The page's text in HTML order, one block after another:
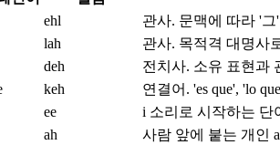
ehl
관사. 문맥에 따라 '
lah
관사. 목적격 대명사
deh
전치사. 소유 표현과
keh
연결어. 'es que', 'lo
ee
i 소리로 시작하는 단
ah
사람 앞에 붙는 개인